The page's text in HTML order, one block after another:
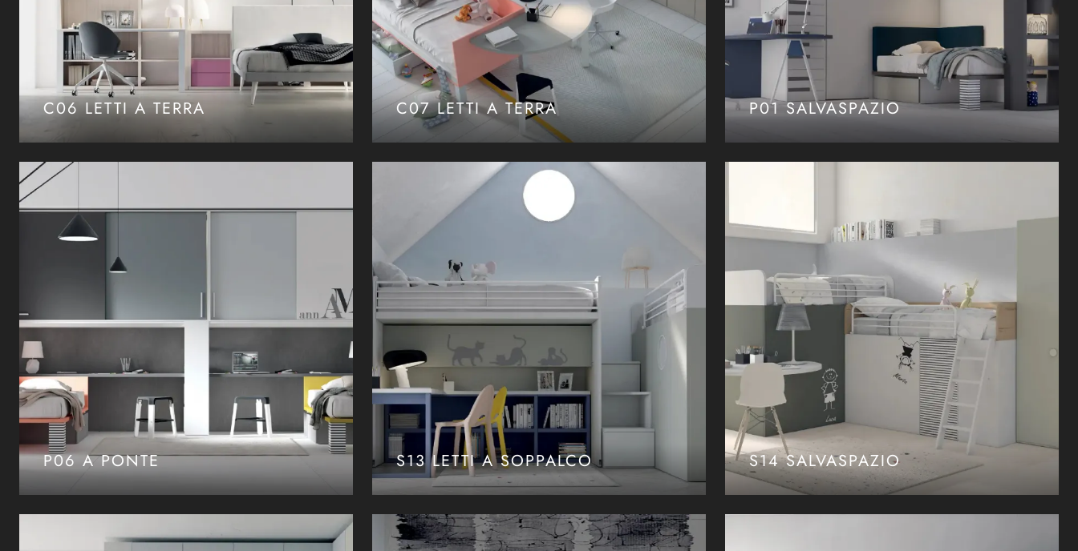
C06 LETTI A TERRA C07 LETTI A TERRA P01 SALVASPAZIO
P06 A PONTE S13 LETTI A SOPPALCO S14 SALVASPAZIO